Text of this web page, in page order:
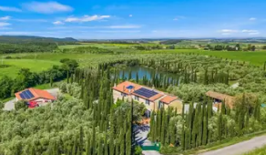
büyüleyici ve yemyeşil bir manzara
güvenlik sağlar veselvi ve
atmosfere huzur katan özel bir
Toskana manzaraları sunar. 68
tarım ekipmanları ve araçları